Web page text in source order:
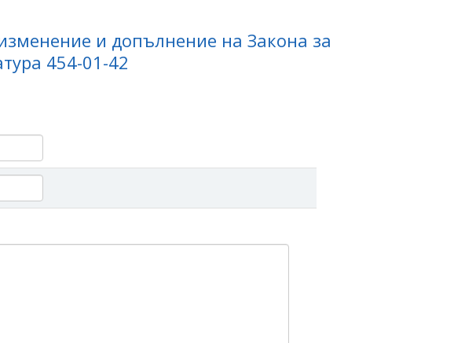
и допълнение на Закона за
454-01-42